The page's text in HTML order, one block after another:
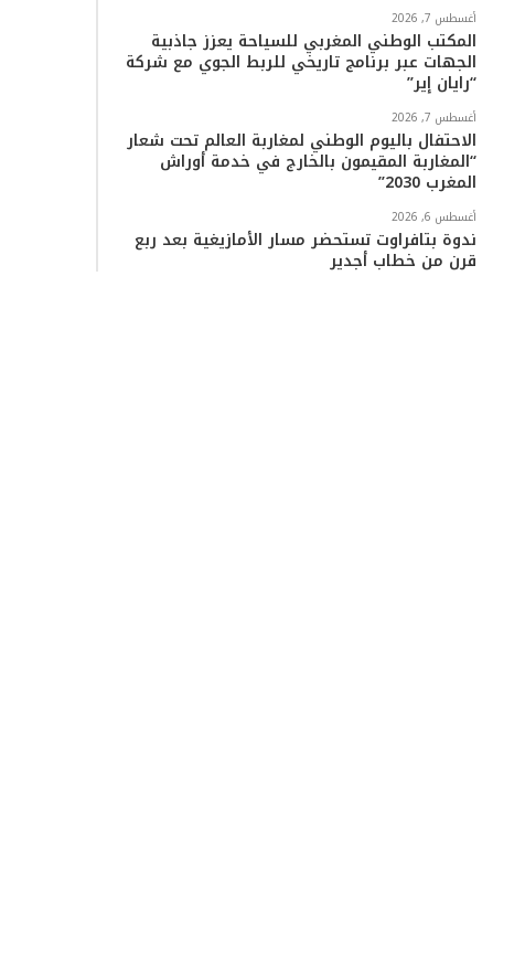
أغسطس 7, 2026
المكتب الوطني المغربي للسياحة يعزز جاذبية
الجهات عبر برنامج تاريخي للربط الجوي مع شركة
“رايان إير”
أغسطس 7, 2026
الاحتفال باليوم الوطني لمغاربة العالم تحت شعار
“المغاربة المقيمون بالخارج في خدمة أوراش
المغرب 2030”
أغسطس 6, 2026
ندوة بتافراوت تستحضر مسار الأمازيغية بعد ربع
قرن من خطاب أجدير